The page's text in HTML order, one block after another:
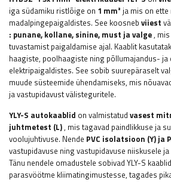
iga südamiku ristlõige on 1 mm² ja mis on
madalpingepaigaldistes. See koosneb viiest
: punane, kollane, sinine, must ja valge,
tuvastamist paigaldamise ajal. Kaablit
haagiste, poolhaagiste ning põllumajandus- ja
elektripaigaldistes. See sobib suurepäraselt
muude süsteemide ühendamiseks, mis
ja vastupidavust välisteguritele.
YLY-S autokaablid on valmistatud vasest
juhtmetest (L), mis tagavad paindlikkuse ja
voolujuhtivuse. Nende PVC isolatsioon (Y) ja
vastupidavuse ning vastupidavuse niiskusele
Tänu nendele omadustele sobivad YLY-S
parasvöötme kliimatingimustesse, tagades